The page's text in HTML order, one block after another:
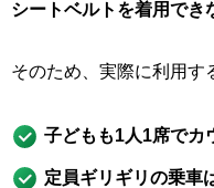
シートベルトを着用でき
そのため、実際に利用す
子どもも1人1席でカ
定員ギリギリの乗車